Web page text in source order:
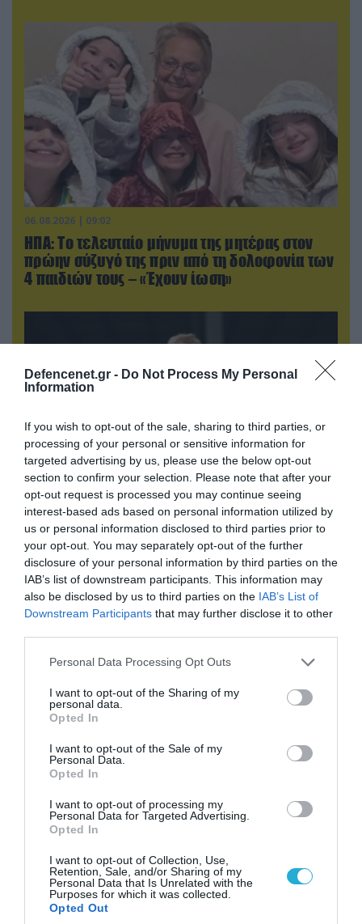
Defencenet.gr - Do Not Process My Personal
Information
If you wish to opt-out of the sale, sharing to third parties, or
processing of your personal or sensitive information for
targeted advertising by us, please use the below opt-out
section to confirm your selection. Please note that after your
opt-out request is processed you may continue seeing
interest-based ads based on personal information utilized by
us or personal information disclosed to third parties prior to
your opt-out. You may separately opt-out of the further
disclosure of your personal information by third parties on the
IAB’s list of downstream participants. This information may
also be disclosed by us to third parties on the IAB’s List of
Downstream Participants that may further disclose it to other
Please note that this website/app uses one or more Google
not limited to your visit or usage behaviour. You may click to
grant or deny consent to Google and its third-party tags to
use your data for below specified purposes in below Google
consent section.
Personal Data Processing Opt Outs
I want to opt-out of the Sharing of my
personal data.
Opted In
I want to opt-out of the Sale of my
Personal Data.
Opted In
I want to opt-out of processing my
Personal Data for Targeted Advertising.
Opted In
I want to opt-out of Collection, Use,
Retention, Sale, and/or Sharing of my
Personal Data that Is Unrelated with the
Purposes for which it was collected.
Opted Out
06.08.2026 | 09:02
ΗΠΑ: Το τελευταίο μήνυμα της μητέρας στον
πρώην σύζυγό της πριν από τη δολοφονία των
4 παιδιών τους – «Έχουν ίωση»
06.08.2026 | 21:02
Τελεσίγραφο του Ιράν στις χώρες του Κόλπου:
«Σταματήστε τον Τραμπ αλλιώς θα σας
χτυπήσουμε σκληρά»
07.08.2026 | 01:02
Ελέγχεται αμοντάριστο βίντεο της σύγκρουσης
των ελικοπτέρων στην Ψάθα – Σενάριο για
τρίτο ελικόπτερο